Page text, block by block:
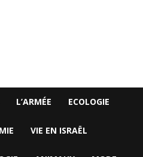
L’ARMÉE ECOLOGIE
VIE EN ISRAËL